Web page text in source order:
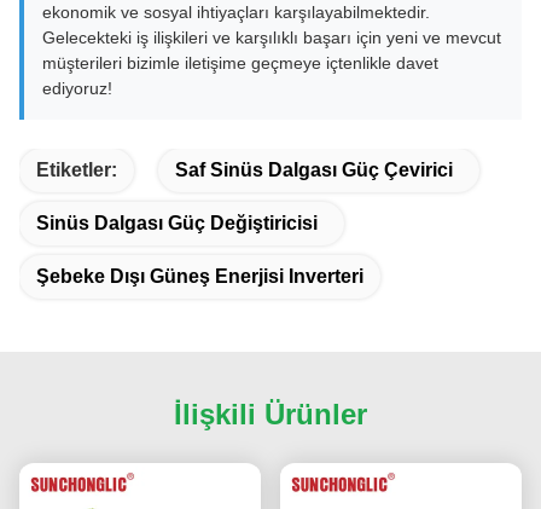
ekonomik ve sosyal ihtiyaçları karşılayabilmektedir.
Gelecekteki iş ilişkileri ve karşılıklı başarı için yeni ve mevcut
müşterileri bizimle iletişime geçmeye içtenlikle davet
ediyoruz!
Etiketler: Saf Sinüs Dalgası Güç Çevirici
Sinüs Dalgası Güç Değiştiricisi
Şebeke Dışı Güneş Enerjisi Inverteri
İlişkili Ürünler